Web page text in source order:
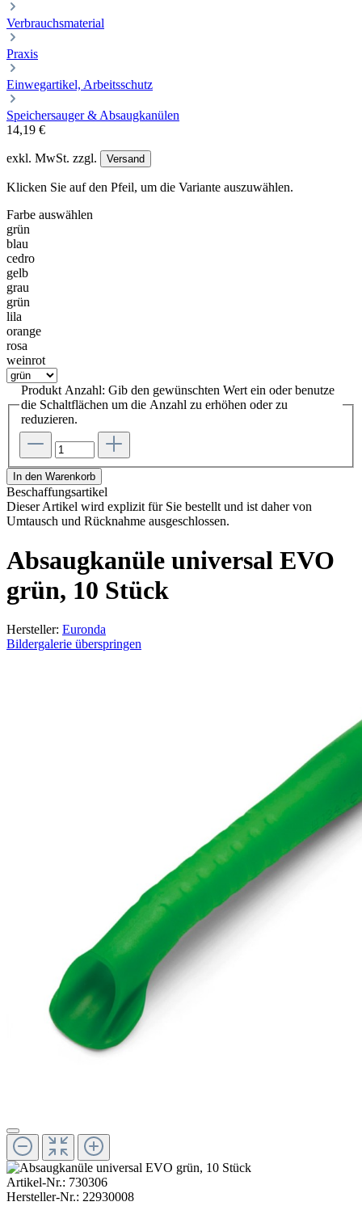
Verbrauchsmaterial
Praxis
Einwegartikel, Arbeitsschutz
Speichersauger & Absaugkanülen
14,19 €
exkl. MwSt. zzgl. Versand
Klicken Sie auf den Pfeil, um die Variante auszuwählen.
Farbe auswählen
grün
blau
cedro
gelb
grau
grün
lila
orange
rosa
weinrot
Produkt Anzahl: Gib den gewünschten Wert ein oder benutze
die Schaltflächen um die Anzahl zu erhöhen oder zu
reduzieren.
In den Warenkorb
Beschaffungsartikel
Dieser Artikel wird explizit für Sie bestellt und ist daher von
Umtausch und Rücknahme ausgeschlossen.
Absaugkanüle universal EVO
grün, 10 Stück
Hersteller: Euronda
Bildergalerie überspringen
Artikel-Nr.: 730306
Hersteller-Nr.: 22930008